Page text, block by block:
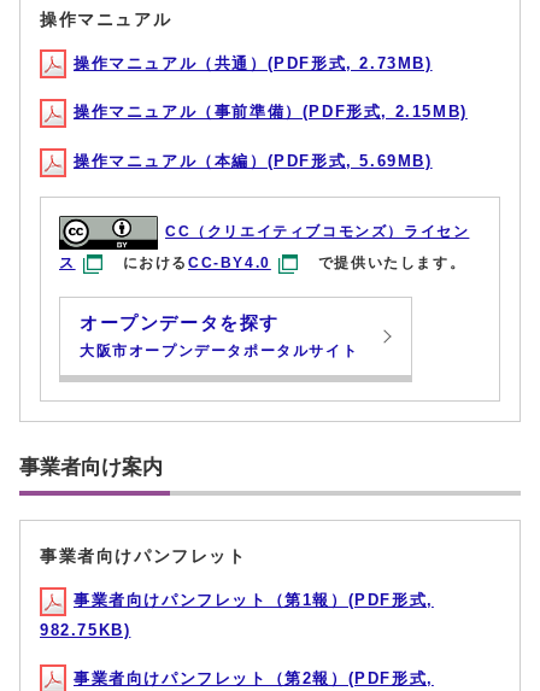
操作マニュアル
操作マニュアル（共通）(PDF形式, 2.73MB)
操作マニュアル（事前準備）(PDF形式, 2.15MB)
操作マニュアル（本編）(PDF形式, 5.69MB)
CC（クリエイティブコモンズ）ライセン
ス
におけるCC-BY4.0 で提供いたします。
オープンデータを探す
大阪市オープンデータポータルサイト
事業者向け案内
事業者向けパンフレット
事業者向けパンフレット（第1報）(PDF形式,
982.75KB)
事業者向けパンフレット（第2報）(PDF形式,